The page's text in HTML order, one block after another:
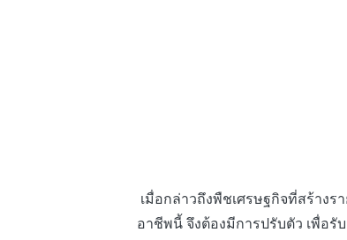
เมื่อกล่าวถึงพืชเศรษฐกิจที่สร้าง
อาชีพนี้ จึงต้องมีการปรับตัว เพื่อ